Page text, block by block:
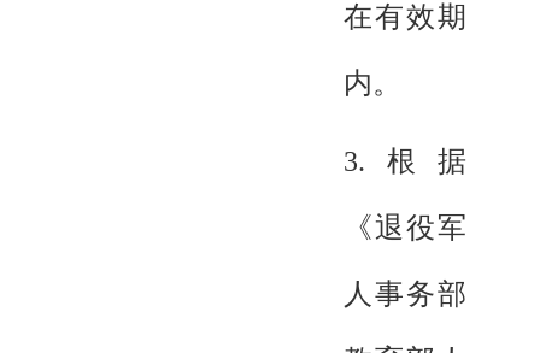
在有效期
内。
3.根据
《退役军
人事务部